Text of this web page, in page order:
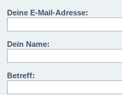
Deine E-Mail-Adresse:
Dein Name:
Betreff: